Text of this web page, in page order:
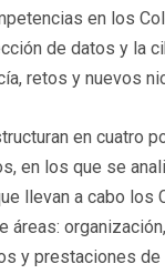
en los
de datos y la
retos y nuevos
en cuatro
en los que se
llevan a cabo los
áreas:
y prestaciones